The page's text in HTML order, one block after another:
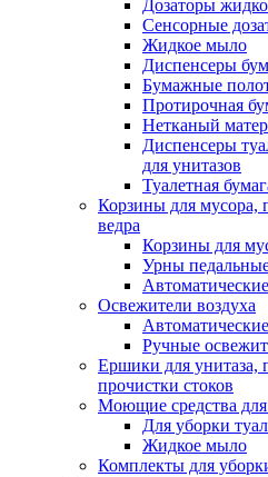
Дозаторы
Сенсорные
Жидкое мыло
Диспенсеры
Бумажные
Протирочная
Нетканый
Диспенсеры
для унитазов
Туалетная
Корзины для мусора,
ведра
Корзины для
Урны
Освежители воздуха
Ручные
Ершики для унитаза,
прочистки стоков
Моющие средства
Для уборки
Жидкое мыло
Комплекты для